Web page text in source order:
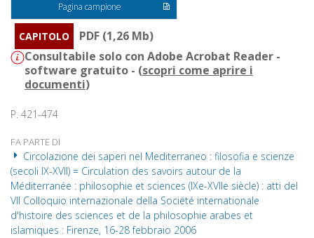
Pagina campione
CAPITOLO
PDF (1,26 Mb)
Consultabile solo con Adobe Acrobat Reader -
software gratuito - (scopri come aprire i
documenti)
P. 421-474
FA PARTE DI
Circolazione dei saperi nel Mediterraneo : filosofia e scienze
(secoli IX-XVII) = Circulation des savoirs autour de la
Méditerranée : philosophie et sciences (IXe-XVIIe siècle) : atti del
VII Colloquio internazionale della Société internationale
d'histoire des sciences et de la philosophie arabes et
islamiques : Firenze, 16-28 febbraio 2006